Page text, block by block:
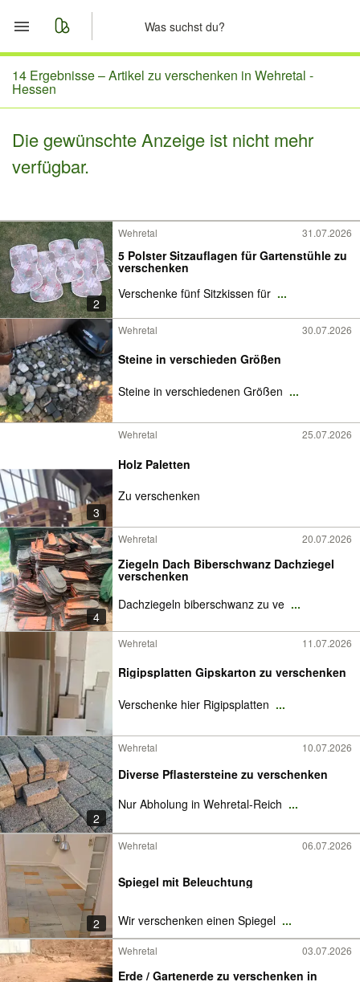
Start
Merkliste
Nachrichten
14 Ergebnisse –Artikel zu verschenken in Wehretal -
Hessen
Die gewünschte Anzeige ist nicht mehr
verfügbar.
2
Wehretal 31.07.2026
5 Polster Sitzauflagen für Gartenstühle zu
verschenken
Verschenke fünf Sitzkissen für ...
Wehretal 30.07.2026
Steine in verschieden Größen
Steine in verschiedenen Größen ...
3
Wehretal 25.07.2026
Holz Paletten
Zu verschenken
4
Wehretal 20.07.2026
Ziegeln Dach Biberschwanz Dachziegel
verschenken
Dachziegeln biberschwanz zu ve ...
Wehretal 11.07.2026
Rigipsplatten Gipskarton zu verschenken
Verschenke hier Rigipsplatten ...
2
Wehretal 10.07.2026
Diverse Pflastersteine zu verschenken
Nur Abholung in Wehretal-Reich ...
2
Wehretal 06.07.2026
Spiegel mit Beleuchtung
Wir verschenken einen Spiegel ...
Wehretal 03.07.2026
Erde / Gartenerde zu verschenken in